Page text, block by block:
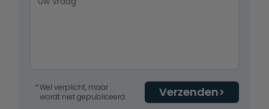
Verzenden
Wel verplicht, maar
wordt niet gepubliceerd.